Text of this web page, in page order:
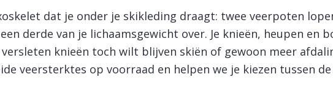
dat je onder je skikleding draagt: twee veerpoten
derde van je lichaamsgewicht over. Je knieën, heupen en
knieën toch wilt blijven skiën of gewoon meer
veersterktes op voorraad en helpen we je kiezen tussen de